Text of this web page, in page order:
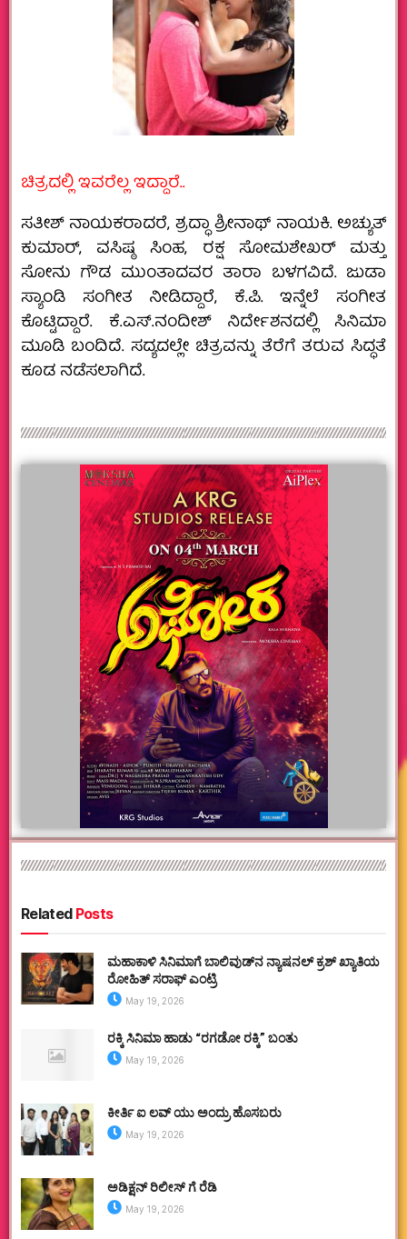
ಚಿತ್ರದಲ್ಲಿ ಇವರೆಲ್ಲ ಇದ್ದಾರೆ..
ಸತೀಶ್ ನಾಯಕರಾದರೆ, ಶ್ರದ್ಧಾ ಶ್ರೀನಾಥ್ ನಾಯಕಿ. ಅಚ್ಯುತ್
ಕುಮಾರ್, ವಸಿಷ್ಠ ಸಿಂಹ, ರಕ್ಷ ಸೋಮಶೇಖರ್ ಮತ್ತು
ಸೋನು ಗೌಡ ಮುಂತಾದವರ ತಾರಾ ಬಳಗವಿದೆ. ಜುಡಾ
ಸ್ಯಾಂಡಿ ಸಂಗೀತ ನೀಡಿದ್ದಾರೆ, ಕೆ.ಪಿ. ಇನ್ನೆಲೆ ಸಂಗೀತ
ಕೊಟ್ಟಿದ್ದಾರೆ. ಕೆ.ಎಸ್.ನಂದೀಶ್ ನಿರ್ದೇಶನದಲ್ಲಿ ಸಿನಿಮಾ
ಮೂಡಿ ಬಂದಿದೆ. ಸದ್ಯದಲ್ಲೇ ಚಿತ್ರವನ್ನು ತೆರೆಗೆ ತರುವ ಸಿದ್ಧತೆ
ಕೂಡ ನಡೆಸಲಾಗಿದೆ.
RelatedPosts
ಮಹಾಕಾಳಿ ಸಿನಿಮಾಗೆ ಬಾಲಿವುಡ್‌ನ ನ್ಯಾಷನಲ್ ಕ್ರಶ್ ಖ್ಯಾತಿಯ
ರೋಹಿತ್ ಸರಾಫ್ ಎಂಟ್ರಿ
May 19, 2026
ರಕ್ಕಿ ಸಿನಿಮಾ ಹಾಡು “ರಗಡೋ ರಕ್ಕಿ” ಬಂತು
May 19, 2026
ಕೀರ್ತಿ ಐ ಲವ್ ಯು ಅಂದ್ರು ಹೊಸಬರು
May 19, 2026
ಅಡಿಕ್ಷನ್ ರಿಲೀಸ್ ಗೆ ರೆಡಿ
May 19, 2026